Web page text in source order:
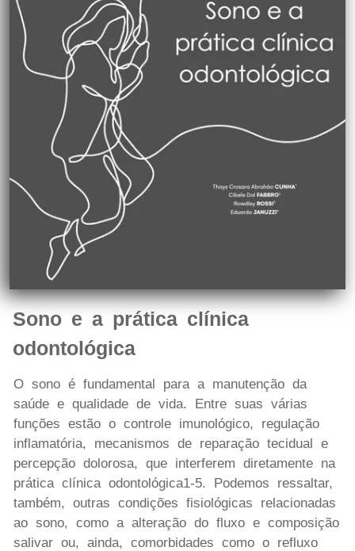
Sono e a prática clínica
odontológica
O sono é fundamental para a manutenção da
saúde e qualidade de vida. Entre suas várias
funções estão o controle imunológico, regulação
inflamatória, mecanismos de reparação tecidual e
percepção dolorosa, que interferem diretamente na
prática clínica odontológica1-5. Podemos ressaltar,
também, outras condições fisiológicas relacionadas
ao sono, como a alteração do fluxo e composição
salivar ou, ainda, comorbidades como o refluxo